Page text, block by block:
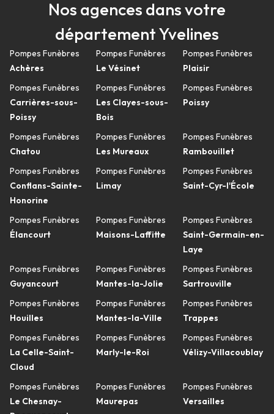
Nos agences dans votre
département Yvelines
Pompes Funèbres
Achères
Pompes Funèbres
Carrières-sous-
Poissy
Pompes Funèbres
Chatou
Pompes Funèbres
Conflans-Sainte-
Honorine
Pompes Funèbres
Élancourt
Pompes Funèbres
Guyancourt
Pompes Funèbres
Houilles
Pompes Funèbres
La Celle-Saint-
Cloud
Pompes Funèbres
Le Chesnay-
Pompes Funèbres
Le Vésinet
Pompes Funèbres
Les Clayes-sous-
Bois
Pompes Funèbres
Les Mureaux
Pompes Funèbres
Limay
Pompes Funèbres
Maisons-Laffitte
Pompes Funèbres
Mantes-la-Jolie
Pompes Funèbres
Mantes-la-Ville
Pompes Funèbres
Marly-le-Roi
Pompes Funèbres
Maurepas
Pompes Funèbres
Plaisir
Pompes Funèbres
Poissy
Pompes Funèbres
Rambouillet
Pompes Funèbres
Saint-Cyr-l'École
Pompes Funèbres
Saint-Germain-en-
Laye
Pompes Funèbres
Sartrouville
Pompes Funèbres
Trappes
Pompes Funèbres
Vélizy-Villacoublay
Pompes Funèbres
Versailles